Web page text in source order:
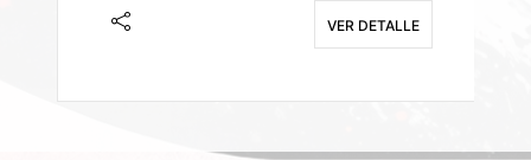
VER DETALLE